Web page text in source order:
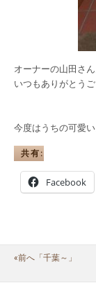
オーナーの山田さん
いつもありがとうご
今度はうちの可愛
共有:
Facebook
«前へ「千葉～」